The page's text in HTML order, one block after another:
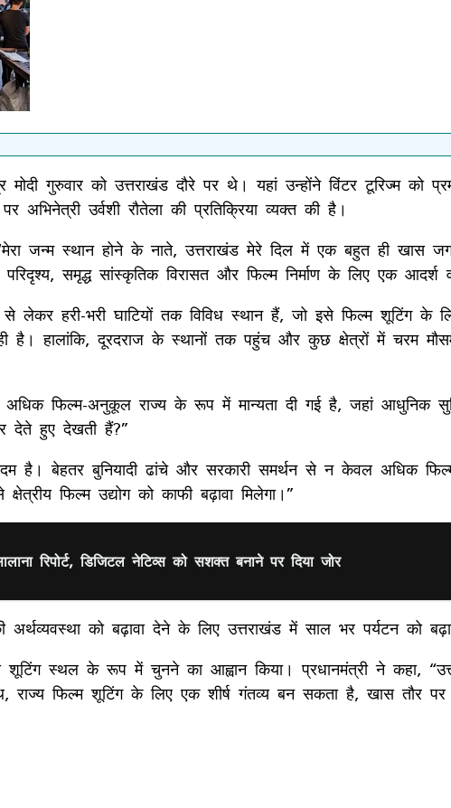
गुरुवार को उत्तराखंड दौरे पर थे। यहां उन्होंने विंटर टूरिज्म को
उर्वशी रौतेला की प्रतिक्रिया व्यक्त की है।
जन्म स्थान होने के नाते, उत्तराखंड मेरे दिल में एक बहुत ही खास
समृद्ध सांस्कृतिक विरासत और फिल्म निर्माण के लिए एक आदर्श
लेकर हरी-भरी घाटियों तक विविध स्थान हैं, जो इसे फिल्म शूटिंग के
है। हालांकि, दूरदराज के स्थानों तक पहुंच और कुछ क्षेत्रों में चरम
अधिक फिल्म-अनुकूल राज्य के रूप में मान्यता दी गई है, जहां
देते हुए देखती हैं?”
है। बेहतर बुनियादी ढांचे और सरकारी समर्थन से न केवल अधिक फिल्म
फिल्म उद्योग को काफी बढ़ावा मिलेगा।”
रिपोर्ट, डिजिटल नेटिव्स को सशक्त बनाने पर दिया जोर
अर्थव्यवस्था को बढ़ावा देने के लिए उत्तराखंड में साल भर पर्यटन को
शूटिंग स्थल के रूप में चुनने का आह्वान किया। प्रधानमंत्री ने कहा,
फिल्म शूटिंग के लिए एक शीर्ष गंतव्य बन सकता है, खास तौर पर